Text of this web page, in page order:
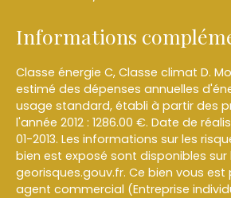
Informations
Classe énergie C, Classe climat D.
estimé des dépenses annuelles
usage standard, établi à partir des
l'année 2012 : 1286.00 €. Date de
01-2013. Les informations sur les
bien est exposé sont disponibles sur
georisques.gouv.fr. Ce bien vous
agent commercial (Entreprise